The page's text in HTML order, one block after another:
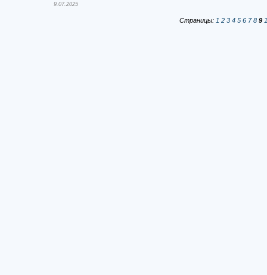
9.07.2025
Страницы: 1 2 3 4 5 6 7 8 9